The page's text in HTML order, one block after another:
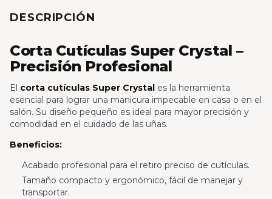
DESCRIPCIÓN
Corta Cutículas Super Crystal –
Precisión Profesional
El corta cutículas Super Crystal es la herramienta
esencial para lograr una manicura impecable en casa o en el
salón. Su diseño pequeño es ideal para mayor precisión y
comodidad en el cuidado de las uñas.
Beneficios:
Acabado profesional para el retiro preciso de cutículas.
Tamaño compacto y ergonómico, fácil de manejar y
transportar.